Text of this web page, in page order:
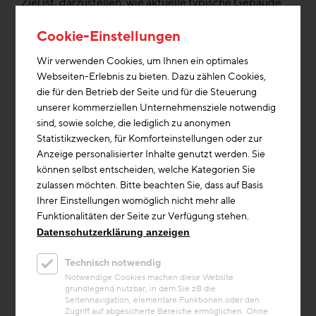
Bewertungsmethoden abschneiden, und dadurch
schaffen. Und auf Basis der beiden oben genannten
Themen einen Leitfaden von ca. 10 Seiten zu erstellen.
Vorteile des Projektes für das
Baugewerbe bzw. für die Bauwirtschaft:
Mit dem Projekt soll eine weiter
Entscheidungsgrundlage sowohl für die Innung als
auch für den OIB 7 Sachverständigenbeirat entstehen.
Forschungsergebnisse:
kostenfreie Veröffentlichung der Datenbank
Cookie-Einstellungen
Wir verwenden Cookies, um Ihnen ein optimales
Webseiten-Erlebnis zu bieten. Dazu zählen Cookies,
die für den Betrieb der Seite und für die Steuerung
unserer kommerziellen Unternehmensziele notwendig
sind, sowie solche, die lediglich zu anonymen
Statistikzwecken, für Komforteinstellungen oder zur
Anzeige personalisierter Inhalte genutzt werden. Sie
können selbst entscheiden, welche Kategorien Sie
zulassen möchten. Bitte beachten Sie, dass auf Basis
Ihrer Einstellungen womöglich nicht mehr alle
Funktionalitäten der Seite zur Verfügung stehen.
Datenschutzerklärung anzeigen
Technisch notwendig
Notwendige Cookies machen diese Website
grundlegend nutzbar, in dem Sie zB die
Seitennavigation, elementare Funktionen oder den
Zugriff auf abgesicherte Bereiche ermöglichen. Ohne